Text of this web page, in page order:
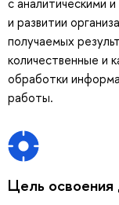
с аналитическими
и развитии
получаемых
количественные и
обработки
работы.
Цель